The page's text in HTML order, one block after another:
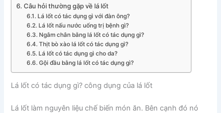
Câu hỏi thường gặp về lá lốt
Lá lốt có tác dụng gì với đàn ông?
Lá lốt nấu nước uống trị bệnh gì?
Ngâm chân bằng lá lốt có tác dụng gì?
Thịt bò xào lá lốt có tác dụng gì?
Lá lốt có tác dụng gì cho da?
Gội đầu bằng lá lốt có tác dụng gì?
Lá lốt có tác dụng gì? công dụng của lá lốt
Lá lốt làm nguyên liệu chế biến món ăn. Bên cạnh đó nó